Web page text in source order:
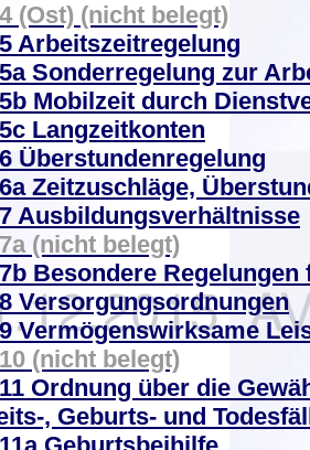
(Ost) (nicht belegt)
Arbeitszeitregelung
Sonderregelung zur
Mobilzeit durch
Langzeitkonten
Überstundenregelung
Zeitzuschläge,
Ausbildungsverhältnisse
(nicht belegt)
Besondere
Versorgungsordnungen
Vermögenswirksame
(nicht belegt)
Ordnung über die
, Geburts- und